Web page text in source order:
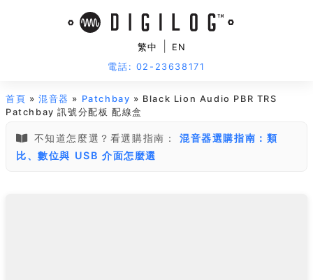
繁中
EN
電話: 02-23638171
首頁 »混音器 » Patchbay » Black Lion Audio PBR TRS
Patchbay 訊號分配板 配線盒
不知道怎麼選？看選購指南：
混音器選購指南：類
比、數位與 USB 介面怎麼選